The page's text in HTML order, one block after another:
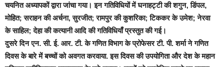
चयनित अध्यापकों द्वारा जांचा गया। इन गतिविधियों में घनाहट्टी की शगुन, डिंपल,
मोहित; सराहन की अर्चना, सुरजीत; रामपुर की कुशरिका; टिककर के उमेश; नेरवा
के साहिल; देहा की कत्यानी आदि की गतिविधियाँ प्रस्तुत की गई।
दुसरे दिन एन. सी. ई. आर. टी. के गणित विभाग के प्रोफेसर टी. पी. शर्मा ने गणित
दिवस के बारे में बच्चों को अवगत करवाया. इस दिवस की उपयोगिता और देश के महान